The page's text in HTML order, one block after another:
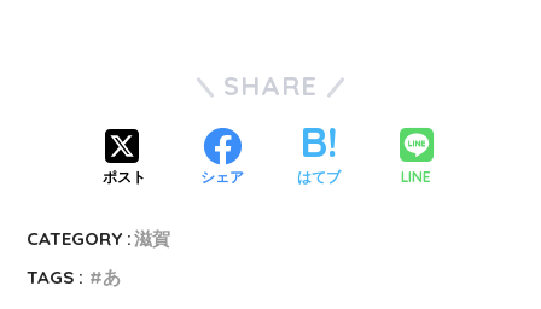
SHARE
ポスト シェア はてブ LINE
CATEGORY :滋賀
TAGS :
あ